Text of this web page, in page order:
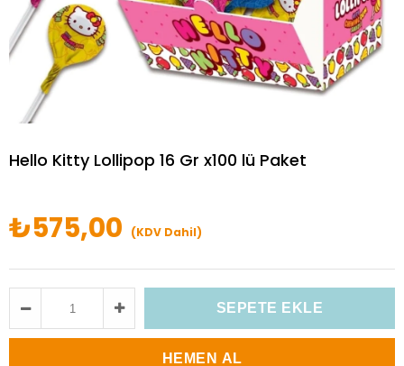
Hello Kitty Lollipop 16 Gr x100 lü Paket
₺575,00 (KDV Dahil)